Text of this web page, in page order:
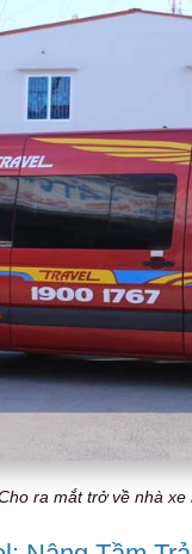
ra mắt trở về nhà xe